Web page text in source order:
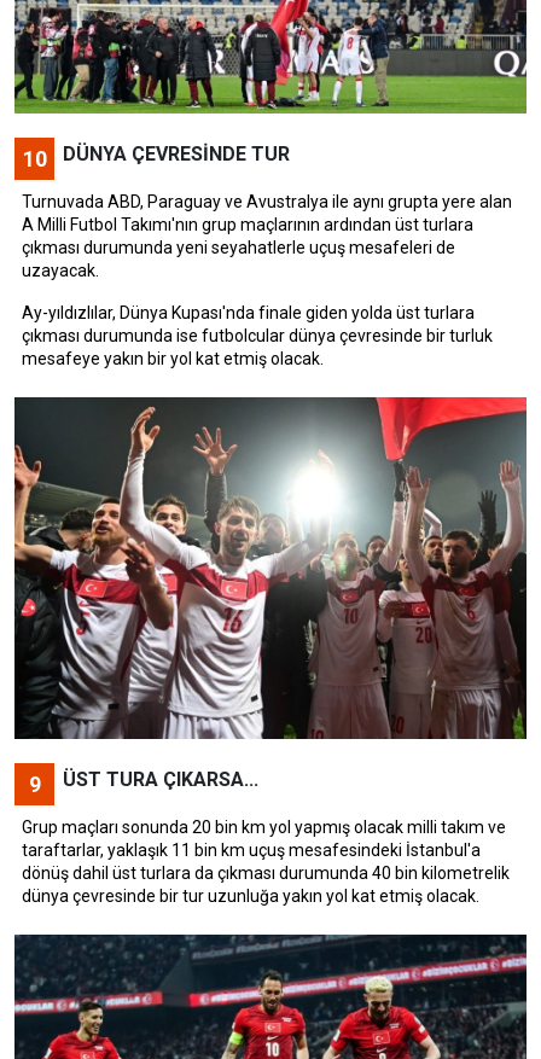
10 DÜNYA ÇEVRESİNDE TUR
Turnuvada ABD, Paraguay ve Avustralya ile aynı grupta yere alan
A Milli Futbol Takımı'nın grup maçlarının ardından üst turlara
çıkması durumunda yeni seyahatlerle uçuş mesafeleri de
uzayacak.
Ay-yıldızlılar, Dünya Kupası'nda finale giden yolda üst turlara
çıkması durumunda ise futbolcular dünya çevresinde bir turluk
mesafeye yakın bir yol kat etmiş olacak.
9 ÜST TURA ÇIKARSA...
Grup maçları sonunda 20 bin km yol yapmış olacak milli takım ve
taraftarlar, yaklaşık 11 bin km uçuş mesafesindeki İstanbul'a
dönüş dahil üst turlara da çıkması durumunda 40 bin kilometrelik
dünya çevresinde bir tur uzunluğa yakın yol kat etmiş olacak.